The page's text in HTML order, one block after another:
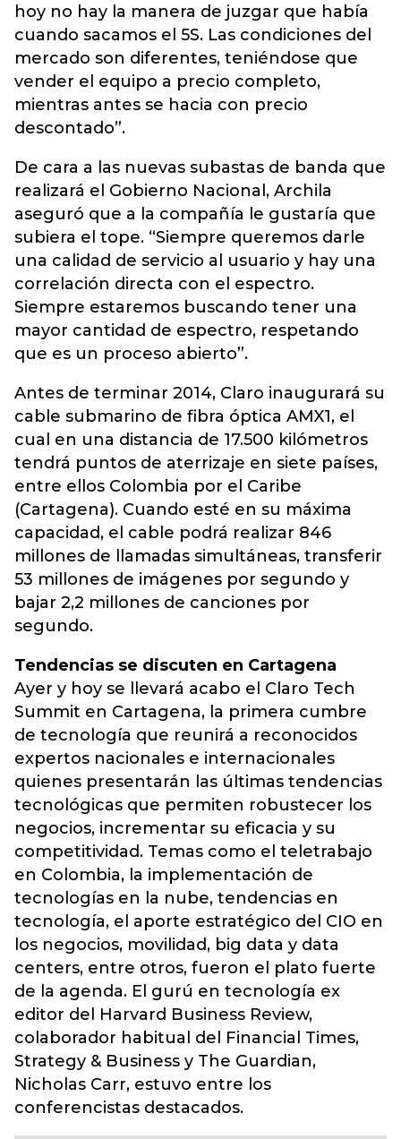
hoy no hay la manera de juzgar que había
cuando sacamos el 5S. Las condiciones del
mercado son diferentes, teniéndose que
vender el equipo a precio completo,
mientras antes se hacia con precio
descontado”.
De cara a las nuevas subastas de banda que
realizará el Gobierno Nacional, Archila
aseguró que a la compañía le gustaría que
subiera el tope. “Siempre queremos darle
una calidad de servicio al usuario y hay una
correlación directa con el espectro.
Siempre estaremos buscando tener una
mayor cantidad de espectro, respetando
que es un proceso abierto”.
Antes de terminar 2014, Claro inaugurará su
cable submarino de fibra óptica AMX1, el
cual en una distancia de 17.500 kilómetros
tendrá puntos de aterrizaje en siete países,
entre ellos Colombia por el Caribe
(Cartagena). Cuando esté en su máxima
capacidad, el cable podrá realizar 846
millones de llamadas simultáneas, transferir
53 millones de imágenes por segundo y
bajar 2,2 millones de canciones por
segundo.
Tendencias se discuten en Cartagena
Ayer y hoy se llevará acabo el Claro Tech
Summit en Cartagena, la primera cumbre
de tecnología que reunirá a reconocidos
expertos nacionales e internacionales
quienes presentarán las últimas tendencias
tecnológicas que permiten robustecer los
negocios, incrementar su eficacia y su
competitividad. Temas como el teletrabajo
en Colombia, la implementación de
tecnologías en la nube, tendencias en
tecnología, el aporte estratégico del CIO en
los negocios, movilidad, big data y data
centers, entre otros, fueron el plato fuerte
de la agenda. El gurú en tecnología ex
editor del Harvard Business Review,
colaborador habitual del Financial Times,
Strategy & Business y The Guardian,
Nicholas Carr, estuvo entre los
conferencistas destacados.